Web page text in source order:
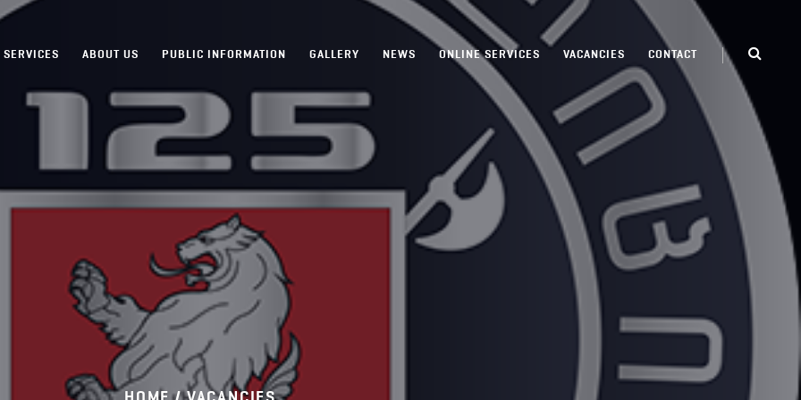
SERVICES ABOUT US PUBLIC INFORMATION GALLERY NEWS ONLINE SERVICES VACANCIES CONTACT